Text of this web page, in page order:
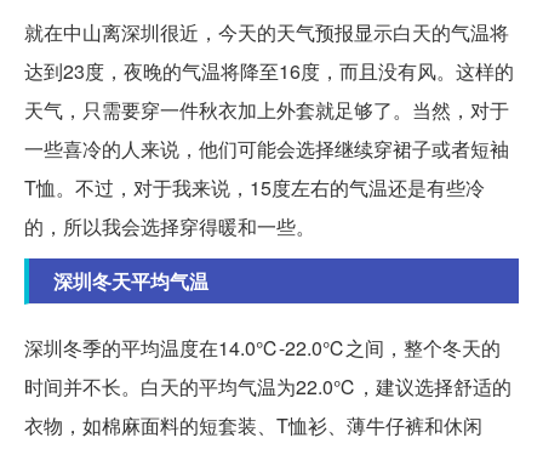
就在中山离深圳很近，今天的天气预报显示白天的气温将
达到23度，夜晚的气温将降至16度，而且没有风。这样的
天气，只需要穿一件秋衣加上外套就足够了。当然，对于
一些喜冷的人来说，他们可能会选择继续穿裙子或者短袖
T恤。不过，对于我来说，15度左右的气温还是有些冷
的，所以我会选择穿得暖和一些。
深圳冬天平均气温
深圳冬季的平均温度在14.0℃-22.0℃之间，整个冬天的
时间并不长。白天的平均气温为22.0℃，建议选择舒适的
衣物，如棉麻面料的短套装、T恤衫、薄牛仔裤和休闲